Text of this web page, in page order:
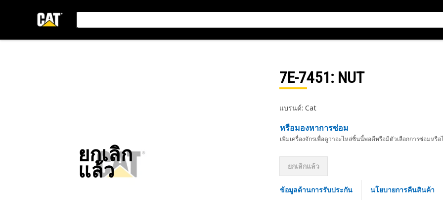
ยกเลิก
แล้ว
7E-7451: NUT
แบรนด์: Cat
หรือมองหาการซ่อม
เพิ่มเครื่องจักรเพื่อดูว่าอะไหล่ชิ้นนี้พอดีหรือมีตัวเลือกการซ่อมหรือ
ยกเลิกแล้ว
ข้อมูลด้านการรับประกัน นโยบายการคืนสินค้า